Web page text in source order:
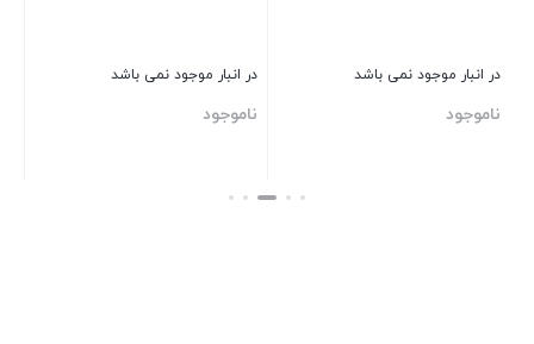
در انبار موجود نمی باشد
ناموجود
در انبار موجود نمی باشد
ناموجود
بستن